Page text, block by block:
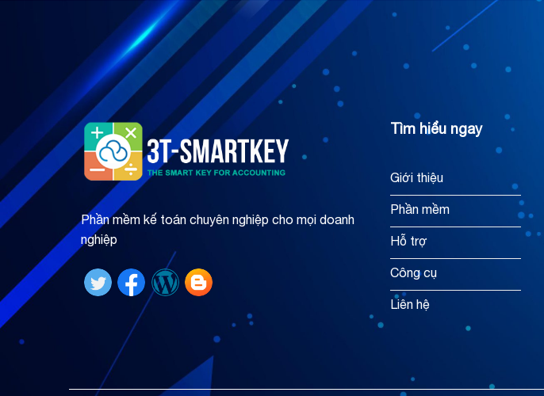
Phần mềm kế toán chuyên nghiệp cho mọi doanh
nghiệp
Tìm hiểu ngay
Giới thiệu
Phần mềm
Hỗ trợ
Công cụ
Liên hệ